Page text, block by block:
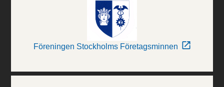
Föreningen Stockholms Företagsminnen